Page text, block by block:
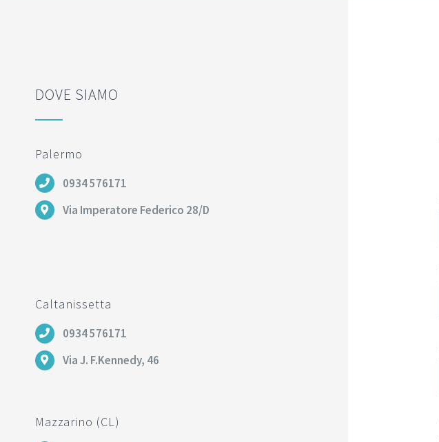
DOVE SIAMO
Palermo
0934 576171
Via Imperatore Federico 28/D
Caltanissetta
0934 576171
Via J. F.Kennedy, 46
Mazzarino (CL)